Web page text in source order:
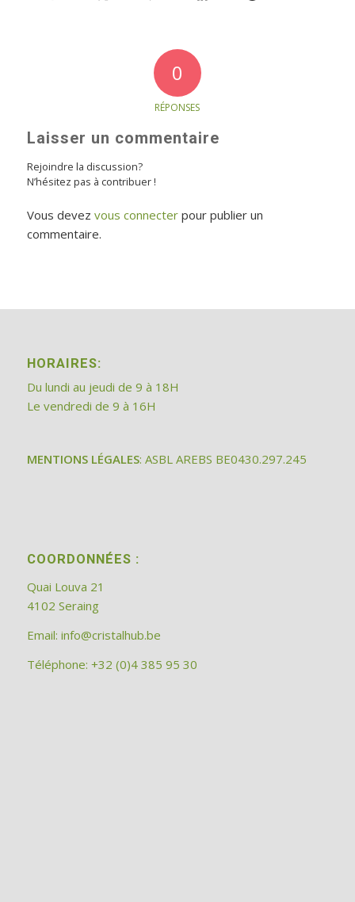
0
RÉPONSES
Laisser un commentaire
Rejoindre la discussion?
N’hésitez pas à contribuer !
Vous devez vous connecterpour publier un
commentaire.
HORAIRES:
Du lundi au jeudi de 9 à 18H
Le vendredi de 9 à 16H
MENTIONS LÉGALES: ASBL AREBS BE0430.297.245
COORDONNÉES :
Quai Louva 21
4102 Seraing
Email: info@cristalhub.be
Téléphone: +32 (0)4 385 95 30